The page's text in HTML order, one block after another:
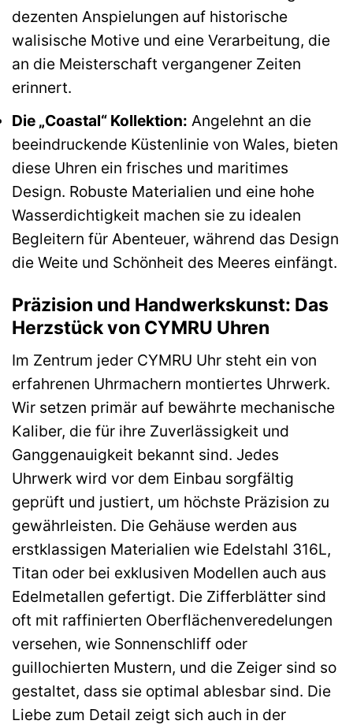
dezenten Anspielungen auf historische
walisische Motive und eine Verarbeitung, die
an die Meisterschaft vergangener Zeiten
erinnert.
Die „Coastal“ Kollektion: Angelehnt an die
beeindruckende Küstenlinie von Wales, bieten
diese Uhren ein frisches und maritimes
Design. Robuste Materialien und eine hohe
Wasserdichtigkeit machen sie zu idealen
Begleitern für Abenteuer, während das Design
die Weite und Schönheit des Meeres einfängt.
Präzision und Handwerkskunst: Das
Herzstück von CYMRU Uhren
Im Zentrum jeder CYMRU Uhr steht ein von
erfahrenen Uhrmachern montiertes Uhrwerk.
Wir setzen primär auf bewährte mechanische
Kaliber, die für ihre Zuverlässigkeit und
Ganggenauigkeit bekannt sind. Jedes
Uhrwerk wird vor dem Einbau sorgfältig
geprüft und justiert, um höchste Präzision zu
gewährleisten. Die Gehäuse werden aus
erstklassigen Materialien wie Edelstahl 316L,
Titan oder bei exklusiven Modellen auch aus
Edelmetallen gefertigt. Die Zifferblätter sind
oft mit raffinierten Oberflächenveredelungen
versehen, wie Sonnenschliff oder
guillochierten Mustern, und die Zeiger sind so
gestaltet, dass sie optimal ablesbar sind. Die
Liebe zum Detail zeigt sich auch in der